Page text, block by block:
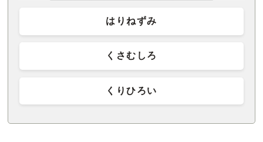
はりねずみ
くさむしろ
くりひろい